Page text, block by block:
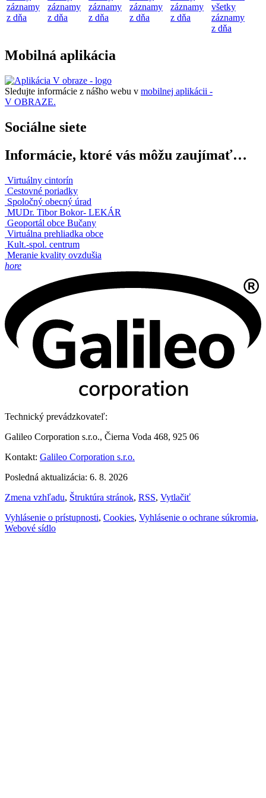
záznamy
z dňa
záznamy
z dňa
záznamy
z dňa
záznamy
z dňa
záznamy
z dňa
všetky
záznamy
z dňa
Mobilná aplikácia
Sledujte informácie z nášho webu v mobilnej aplikácii -
V OBRAZE.
Sociálne siete
Informácie, ktoré vás môžu zaujímať…
Virtuálny cintorín
Cestovné poriadky
Spoločný obecný úrad
MUDr. Tibor Bokor- LEKÁR
Geoportál obce Bučany
Virtuálna prehliadka obce
Kult.-spol. centrum
Meranie kvality ovzdušia
hore
Technický prevádzkovateľ:
Galileo Corporation s.r.o., Čierna Voda 468, 925 06
Kontakt: Galileo Corporation s.r.o.
Posledná aktualizácia: 6. 8. 2026
Zmena vzhľadu, Štruktúra stránok, RSS, Vytlačiť
Vyhlásenie o prístupnosti, Cookies, Vyhlásenie o ochrane súkromia,
Webové sídlo